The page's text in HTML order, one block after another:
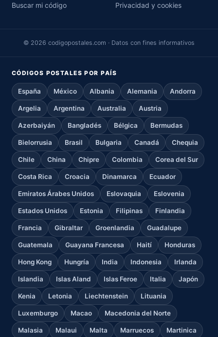
Buscar mi código
Privacidad y cookies
© 2026 codigopostales.com · Datos con fines informativos
CÓDIGOS POSTALES POR PAÍS
España México Albania Alemania Andorra
Argelia Argentina Australia Austria
Azerbaiyán Bangladés Bélgica Bermudas
Bielorrusia Brasil Bulgaria Canadá Chequia
Chile China Chipre Colombia Corea del Sur
Costa Rica Croacia Dinamarca Ecuador
Emiratos Árabes Unidos Eslovaquia Eslovenia
Estados Unidos Estonia Filipinas Finlandia
Francia Gibraltar Groenlandia Guadalupe
Guatemala Guayana Francesa Haití Honduras
Hong Kong Hungría India Indonesia Irlanda
Islandia Islas Aland Islas Feroe Italia Japón
Kenia Letonia Liechtenstein Lituania
Luxemburgo Macao Macedonia del Norte
Malasia Malaui Malta Marruecos Martinica